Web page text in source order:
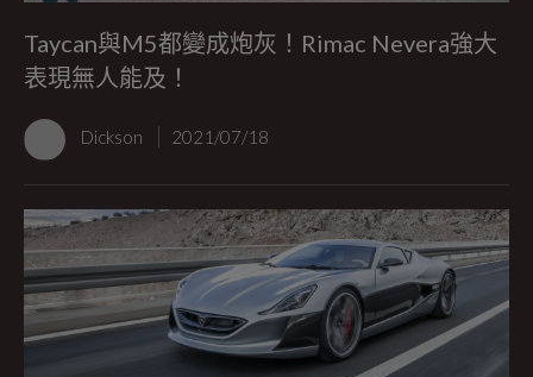
Taycan與M5都變成炮灰！Rimac Nevera強大
表現無人能及！
Dickson 2021/07/18